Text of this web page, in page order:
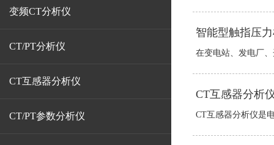
变频CT分析仪
CT/PT分析仪
CT互感器分析仪
CT/PT参数分析仪
智能型触指压
在变电站、发电厂
CT互感器分析
CT互感器分析仪是